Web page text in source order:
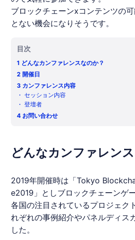
ブロックチェーンxコンテンツの
とない機会になりそうです。
目次
1 どんなカンファレンスなのか？
2 開催日
3 カンファレンス内容
・セッション内容
・登壇者
4 お問い合わせ
どんなカンファレン
2019年開催時は「Tokyo
e2019」としブロックチェーンゲ
各国の注目されているプロジェク
れぞれの事例紹介やパネルディス
した。